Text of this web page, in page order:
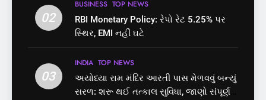
1
સમાજવાદી પાર્ટીએ અયોધ્યા
બેઠક પરથી પવન પાંડેને 2027
2
RBI Monetary Policy: રેપો રેટ
02
BUSINESS TOP NEWS
RBI Monetary Policy: રેપો રેટ 5.25% પર
સ્થિર, EMI નહીં ઘટે
03
INDIA TOP NEWS
અયોધ્યા રામ મંદિર આરતી પાસ મેળવવું બન્યું
સરળ: શરૂ થઈ તત્કાલ સુવિધા, જાણો સંપૂર્ણ
શું તમારું મધ કે ઘી ખરેખર શુદ્ધ
છે? FSSAIએ ડાબરના દાવાઓની
1
સમાજવાદી પાર્ટીએ અયોધ્યા